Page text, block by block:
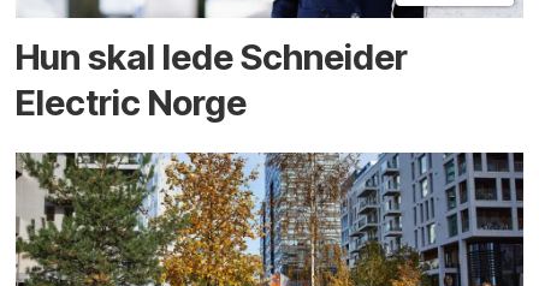
Hun skal lede Schneider
Electric Norge